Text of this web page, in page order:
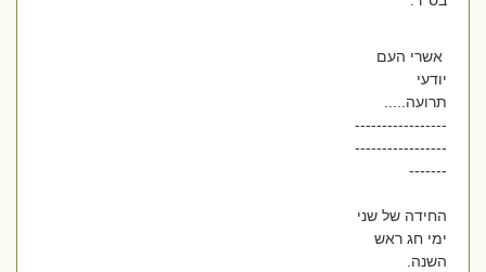
אשרי העם
יודעי
תרועה.....
-----------------
-----------------
-------
החידה של שני
ימי חג ראש
השנה.